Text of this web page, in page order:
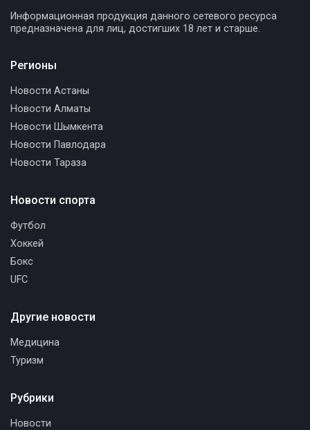
Информационная продукция данного сетевого ресурса
предназначена для лиц, достигших 18 лет и старше.
Регионы
Новости Астаны
Новости Алматы
Новости Шымкента
Новости Павлодара
Новости Тараза
Новости спорта
Футбол
Хоккей
Бокс
UFC
Другие новости
Медицина
Туризм
Рубрики
Новости